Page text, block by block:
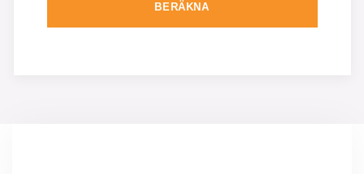
BERÄKNA